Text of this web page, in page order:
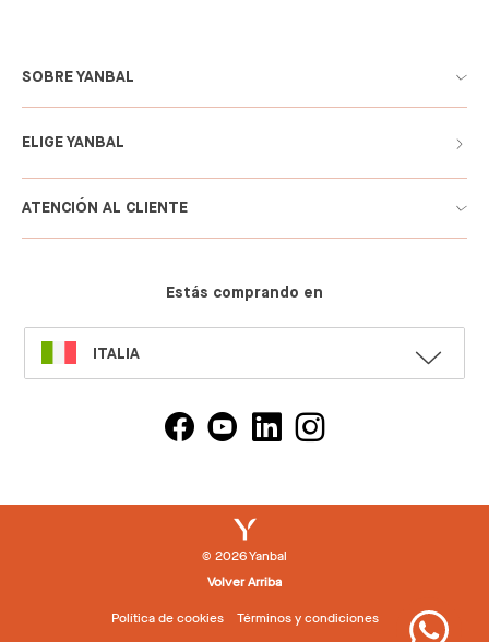
SOBRE YANBAL
ELIGE YANBAL
ATENCIÓN AL CLIENTE
Estás comprando en
SELECT
LANGUAGE
ITALIA
© 2026 Yanbal
Volver Arriba
Política de cookies Términos y condiciones